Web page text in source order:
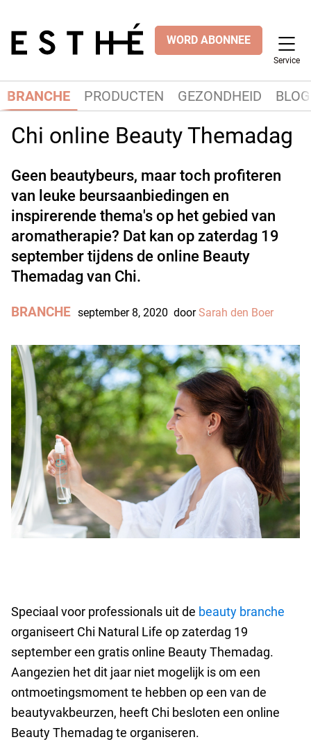
WORD ABONNEE
Service
BRANCHE PRODUCTEN GEZONDHEID
Chi online Beauty Themadag
Geen beautybeurs, maar toch profiteren
van leuke beursaanbiedingen en
inspirerende thema's op het gebied van
aromatherapie? Dat kan op zaterdag 19
september tijdens de online Beauty
Themadag van Chi.
BRANCHE september 8, 2020 doorSarah den Boer
Speciaal voor professionals uit de beauty branche
organiseert Chi Natural Life op zaterdag 19
september een gratis online Beauty Themadag.
Aangezien het dit jaar niet mogelijk is om een
ontmoetingsmoment te hebben op een van de
beautyvakbeurzen, heeft Chi besloten een online
Beauty Themadag te organiseren.